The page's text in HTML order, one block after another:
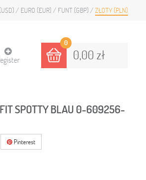
EURO (EUR) FUNT (GBP) ZŁOTY (PLN)
0
0,00 zł
SPOTTY BLAU 0-609256-
Pinterest